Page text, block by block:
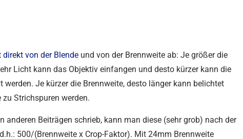
von der Blende und von der Brennweite ab: Je größer die
Licht kann das Objektiv einfangen und desto kürzer kann die
werden. Je kürzer die Brennweite, desto länger kann belichtet
zu Strichspuren werden.
anderen Beiträgen schrieb, kann man diese (sehr grob) nach der
500/(Brennweite x Crop-Faktor). Mit 24mm Brennweite